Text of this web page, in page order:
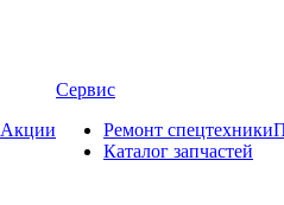
Акции
Сервис
Ремонт спецтехники
Каталог запчастей